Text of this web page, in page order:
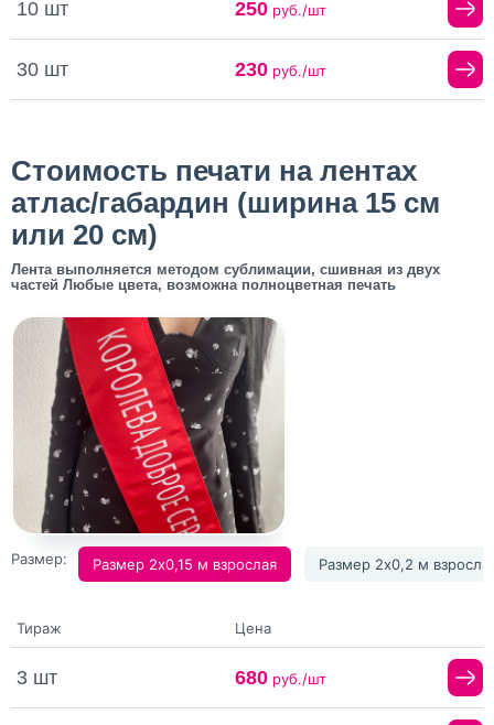
10 шт 250руб./шт
30 шт 230руб./шт
Стоимость печати на лентах
атлас/габардин (ширина 15 см
или 20 см)
Лента выполняется методом сублимации, сшивная из двух
частей Любые цвета, возможна полноцветная печать
Размер: Размер 2х0,15 м взрослая Размер 2х0,2 м
Тираж Цена
3 шт 680руб./шт